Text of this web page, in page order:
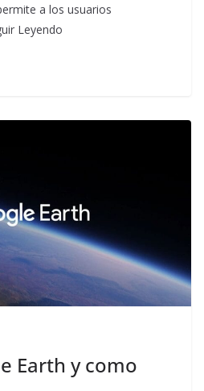
a los usuarios
Leyendo
Earth y como